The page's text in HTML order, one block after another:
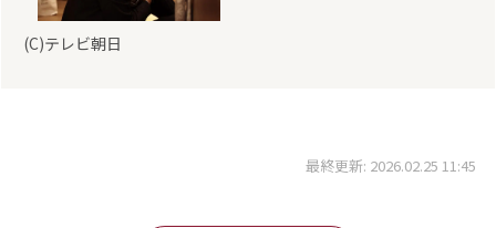
(C)テレビ朝日
最終更新: 2026.02.25 11:45